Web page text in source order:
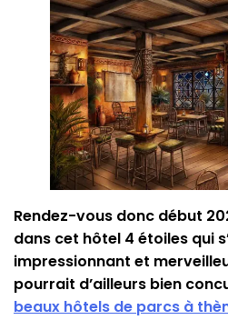
Rendez-vous donc début
dans cet hôtel 4 étoiles qui
impressionnant et
pourrait d’ailleurs bien
beaux hôtels de parcs à